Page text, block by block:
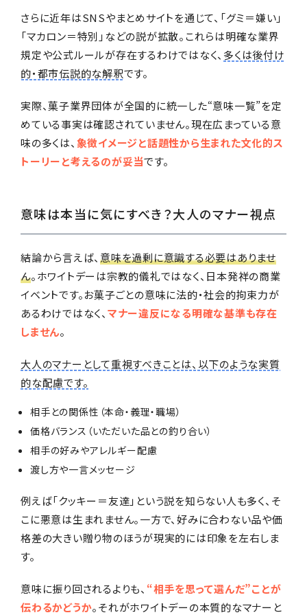
さらに近年はSNSやまとめサイトを通じて、「グミ＝嫌い」
「マカロン＝特別」などの説が拡散。これらは明確な業界
規定や公式ルールが存在するわけではなく、 多くは後付け
的・都市伝説的な解釈です。
実際、菓子業界団体が全国的に統一した“意味一覧”を定
めている事実は確認されていません。現在広まっている意
味の多くは、 象徴イメージと話題性から生まれた文化的ス
トーリーと考えるのが妥当です。
意味は本当に気にすべき？大人のマナー視点
結論から言えば、 意味を過剰に意識する必要はありませ
ん。ホワイトデーは宗教的儀礼ではなく、日本発祥の商業
イベントです。お菓子ごとの意味に法的・社会的拘束力が
あるわけではなく、 マナー違反になる明確な基準も存在
しません。
大人のマナーとして重視すべきことは、以下のような実質
的な配慮です。
相手との関係性（本命・義理・職場）
価格バランス（いただいた品との釣り合い）
相手の好みやアレルギー配慮
渡し方や一言メッセージ
例えば「クッキー＝友達」という説を知らない人も多く、そ
こに悪意は生まれません。一方で、好みに合わない品や価
格差の大きい贈り物のほうが現実的には印象を左右しま
す。
意味に振り回されるよりも、 “相手を思って選んだ”ことが
伝わるかどうか。それがホワイトデーの本質的なマナーと